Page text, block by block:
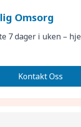
Omsorg
7 dager i uken –
Kontakt Oss